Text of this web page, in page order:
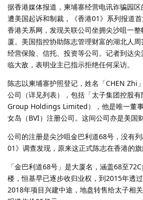
据香港媒体报道，柬埔寨经营电讯诈骗园
遭美国起诉和制裁，《香港01》系列报道
香港关系网，发现关联公司坐拥尖沙咀一
厦。美国指控协助陈志管理财富的湖北人周
经营保险、信托、投资等公司。记者到达
临大敌，表明业主已指示拒绝任何采访。
陈志以柬埔寨护照登记，姓名「CHEN Zhi
公司（详见列表），包括「太子集团控股
Group Holdings Limited），他是唯一董
女岛（BVI）注册公司。这间公司亦是美国
公司的注册是尖沙咀金巴利道68号，没有
01》调查发现，原来这正式陈志在香港的旗
「金巴利道68号」是大厦名，涵盖68至
楼，恒基早已逐步收归业权，到2015年透
2018年项目兴建中途，地盘转售给太子相